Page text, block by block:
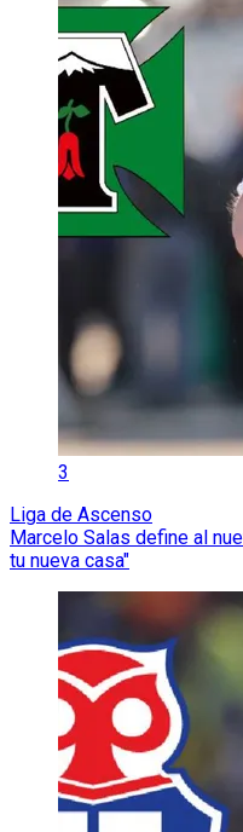
3
Liga de Ascenso
Marcelo Salas define al
tu nueva casa"